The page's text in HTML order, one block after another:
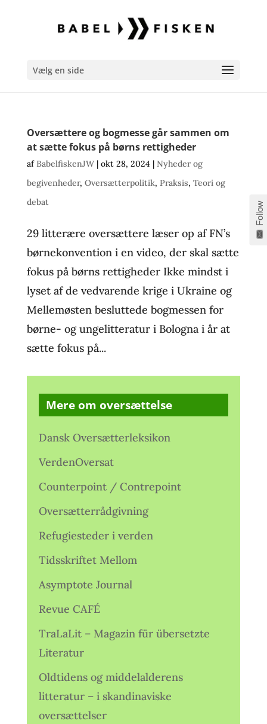
Vælg en side
Oversættere og bogmesse går sammen om
at sætte fokus på børns rettigheder
afBabelfiskenJW| okt 28, 2024 | Nyheder og
begivenheder, Oversætterpolitik, Praksis, Teori og
debat
29 litterære oversættere læser op af FN’s
børnekonvention i en video, der skal sætte
fokus på børns rettigheder Ikke mindst i
lyset af de vedvarende krige i Ukraine og
Mellemøsten besluttede bogmessen for
børne- og ungelitteratur i Bologna i år at
sætte fokus på...
Mere om oversættelse
Dansk Oversætterleksikon
VerdenOversat
Counterpoint / Contrepoint
Oversætterrådgivning
Refugiesteder i verden
Tidsskriftet Mellom
Asymptote Journal
Revue CAFÉ
TraLaLit – Magazin für übersetzte
Literatur
Oldtidens og middelalderens
litteratur – i skandinaviske
oversættelser
Follow